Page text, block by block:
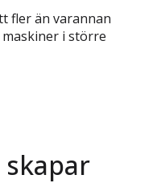
fler än varannan
i större